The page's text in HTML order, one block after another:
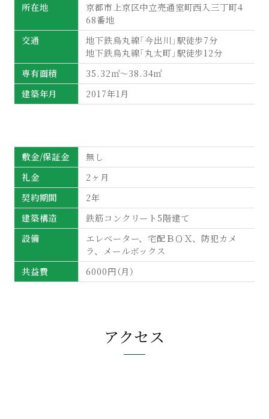
所在地
京都市上京区中立売通室町西入三丁町4
68番地
交通
地下鉄烏丸線「今出川」駅徒歩7分
地下鉄烏丸線「丸太町」駅徒歩12分
専有面積
35.32㎡～38.34㎡
建築年月
2017年1月
敷金/保証金
無し
礼金
2ヶ月
契約期間
2年
建築構造
鉄筋コンクリート5階建て
設備
エレベーター、宅配ＢＯＸ、防犯カメ
ラ、メールボックス
共益費
6000円（月）
アクセス